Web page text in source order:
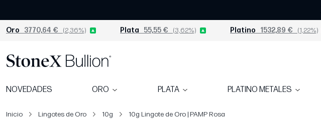
Oro 3770,64 € (2,36%) Plata 55,55 € (3,62%) Platino 1532,89 € (1,22%)
NOVEDADES ORO PLATA PLATINO METALES
Inicio Lingotes de Oro 10g 10g Lingote de Oro | PAMP Rosa